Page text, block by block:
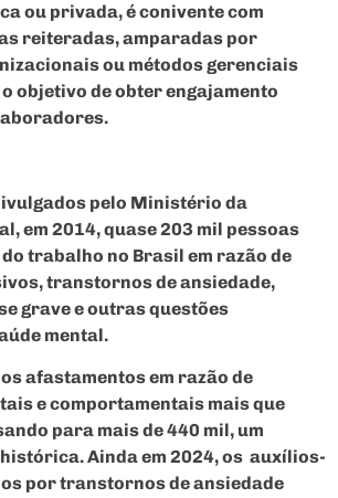
ou privada, é conivente com
reiteradas, amparadas por
ou métodos gerenciais
objetivo de obter engajamento
pelo Ministério da
em 2014, quase 203 mil pessoas
trabalho no Brasil em razão de
transtornos de ansiedade,
grave e outras questões
mental.
afastamentos em razão de
e comportamentais mais que
para mais de 440 mil, um
Ainda em 2024, os auxílios-
por transtornos de ansiedade